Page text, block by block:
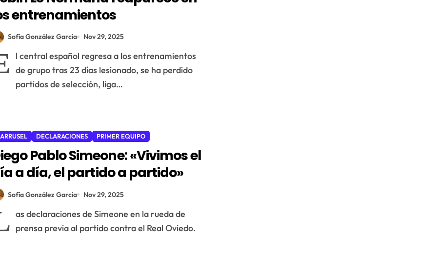
entrenamientos
Sofía González García Nov 29, 2025
l central español regresa a los entrenamientos
de grupo tras 23 días lesionado, se ha perdido
partidos de selección, liga…
DECLARACIONES PRIMER EQUIPO
Pablo Simeone: «Vivimos el
a día, el partido a partido»
Sofía González García Nov 29, 2025
as declaraciones de Simeone en la rueda de
prensa previa al partido contra el Real Oviedo.